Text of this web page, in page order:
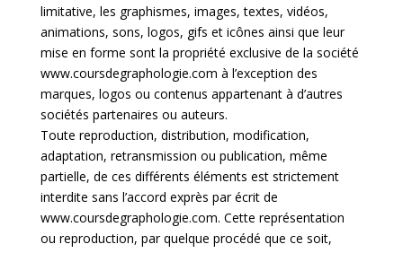
limitative, les graphismes, images, textes, vidéos,
animations, sons, logos, gifs et icônes ainsi que leur
mise en forme sont la propriété exclusive de la société
www.coursdegraphologie.com à l’exception des
marques, logos ou contenus appartenant à d’autres
sociétés partenaires ou auteurs.
Toute reproduction, distribution, modification,
adaptation, retransmission ou publication, même
partielle, de ces différents éléments est strictement
interdite sans l’accord exprès par écrit de
www.coursdegraphologie.com. Cette représentation
ou reproduction, par quelque procédé que ce soit,